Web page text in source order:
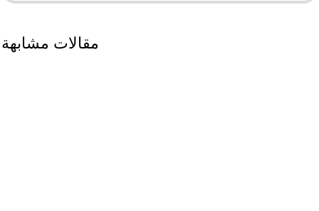
مقالات مشابهة